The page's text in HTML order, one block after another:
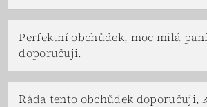
Perfektní obchůdek, moc milá
doporučuji.
Ráda tento obchůdek doporučuji,